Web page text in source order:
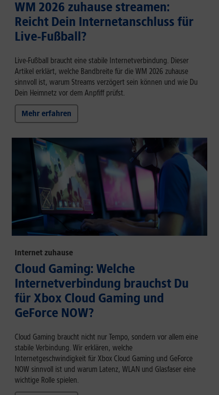
WM 2026 zuhause streamen:
Reicht Dein Internetanschluss für
Live-Fußball?
Live-Fußball braucht eine stabile Internetverbindung. Dieser
Artikel erklärt, welche Bandbreite für die WM 2026 zuhause
sinnvoll ist, warum Streams verzögert sein können und wie Du
Dein Heimnetz vor dem Anpfiff prüfst.
Mehr erfahren
Internet zuhause
Cloud Gaming: Welche
Internetverbindung brauchst Du
für Xbox Cloud Gaming und
GeForce NOW?
Cloud Gaming braucht nicht nur Tempo, sondern vor allem eine
stabile Verbindung. Wir erklären, welche
Internetgeschwindigkeit für Xbox Cloud Gaming und GeForce
NOW sinnvoll ist und warum Latenz, WLAN und Glasfaser eine
wichtige Rolle spielen.